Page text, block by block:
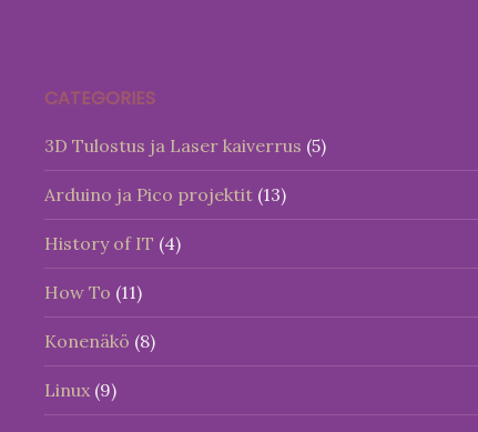
CATEGORIES
3D Tulostus ja Laser kaiverrus (5)
Arduino ja Pico projektit (13)
History of IT (4)
How To (11)
Konenäkö (8)
Linux (9)